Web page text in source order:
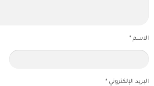
الاسم *
البريد الإلكتروني *